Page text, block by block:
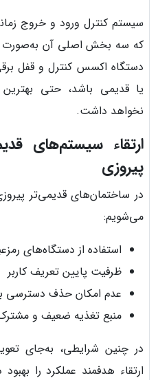
سیستم کنترل ورود و خروج
که سه بخش اصلی آن به‌صورت
دستگاه اکسس کنترل و قفل
یا قدیمی باشد، حتی
نخواهد داشت.
ارتقاء سیستم‌های
پیروزی
در ساختمان‌های قدیمی‌تر
می‌شویم:
استفاده از دستگاه‌های
ظرفیت پایین تعریف کاربر
عدم امکان حذف دسترسی
منبع تغذیه ضعیف و
در چنین شرایطی، به‌جای
ارتقاء هدفمند عملکرد را